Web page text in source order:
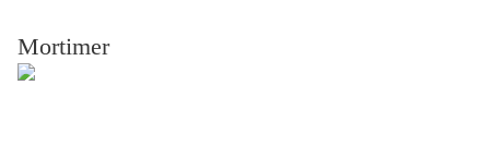
Mortimer